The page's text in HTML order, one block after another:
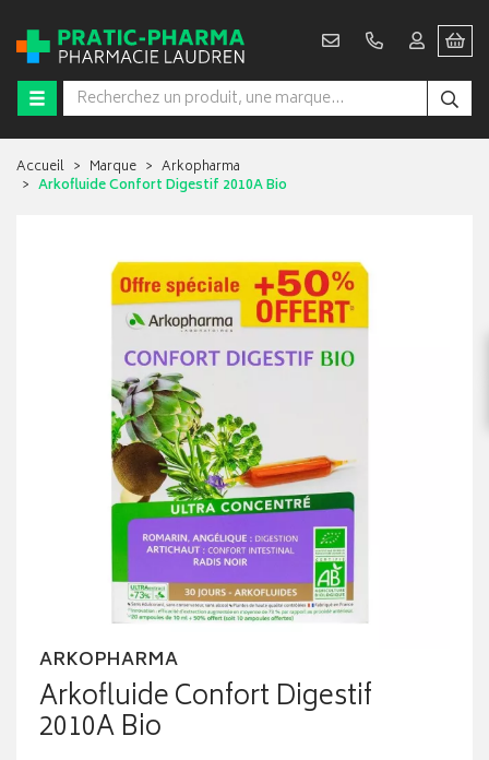
Accueil Marque
Arkopharma
Arkofluide Confort Digestif 2010A Bio
ARKOPHARMA
Arkofluide Confort Digestif
2010A Bio